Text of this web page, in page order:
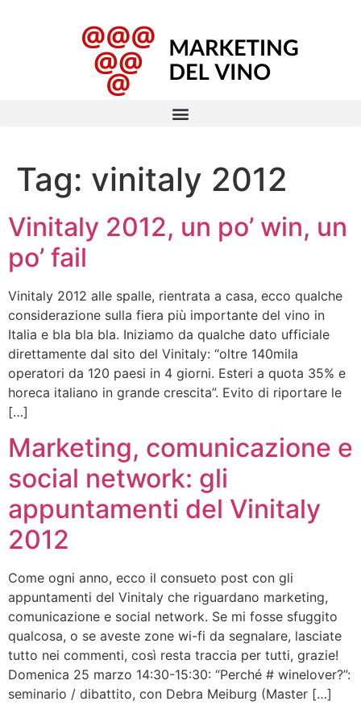
Tag: vinitaly 2012
Vinitaly 2012, un po’ win, un
po’ fail
Vinitaly 2012 alle spalle, rientrata a casa, ecco qualche
considerazione sulla fiera più importante del vino in
Italia e bla bla bla. Iniziamo da qualche dato ufficiale
direttamente dal sito del Vinitaly: “oltre 140mila
operatori da 120 paesi in 4 giorni. Esteri a quota 35% e
horeca italiano in grande crescita”. Evito di riportare le
[…]
Marketing, comunicazione e
social network: gli
appuntamenti del Vinitaly
2012
Come ogni anno, ecco il consueto post con gli
appuntamenti del Vinitaly che riguardano marketing,
comunicazione e social network. Se mi fosse sfuggito
qualcosa, o se aveste zone wi-fi da segnalare, lasciate
tutto nei commenti, così resta traccia per tutti, grazie!
Domenica 25 marzo 14:30-15:30: “Perché # winelover?”:
seminario / dibattito, con Debra Meiburg (Master […]